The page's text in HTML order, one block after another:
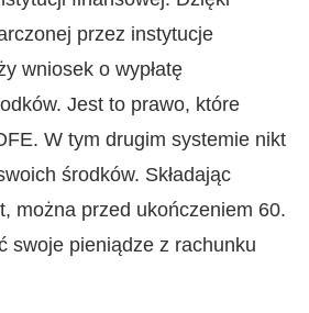
przez instytucje
wniosek o wypłatę
Jest to prawo, które
W tym drugim systemie nikt
środków. Składając
można przed ukończeniem 60.
swoje pieniądze z rachunku